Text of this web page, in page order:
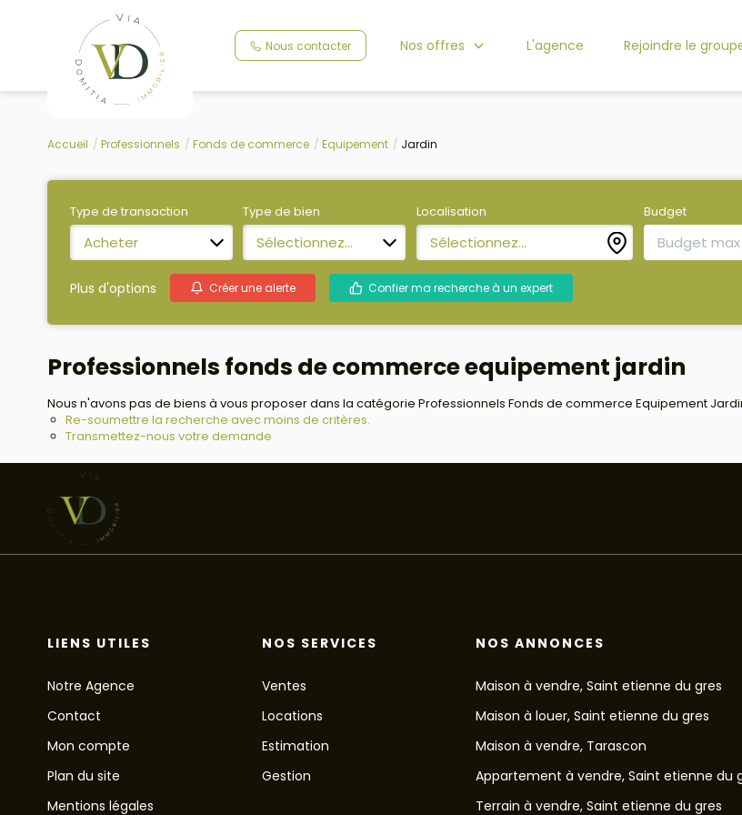
Nous contacter Nos offres L'agence Rejoindre le
Accueil Professionnels Fonds de commerce Equipement Jardin
Type de transaction
Acheter
Type de bien
Sélectionnez...
Localisation
Sélectionnez...
Budget
Plus d'options Créer une alerte Confier ma recherche à un expert
Professionnels fonds de commerce equipement jardin
Nous n'avons pas de biens à vous proposer dans la catégorie Professionnels Fonds de commerce Equipement
Re-soumettre la recherche avec moins de critères.
Transmettez-nous votre demande
LIENS UTILES
Notre Agence
Contact
Mon compte
Plan du site
Mentions légales
NOS SERVICES
Ventes
Locations
Estimation
Gestion
NOS ANNONCES
Maison à vendre, Saint etienne du gres
Maison à louer, Saint etienne du gres
Maison à vendre, Tarascon
Appartement à vendre, Saint etienne du
Terrain à vendre, Saint etienne du gres